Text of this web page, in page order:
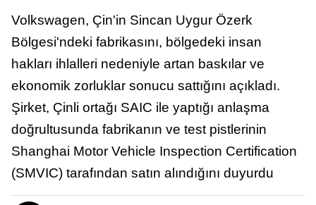
Volkswagen, Çin'in Sincan Uygur Özerk
Bölgesi'ndeki fabrikasını, bölgedeki insan
hakları ihlalleri nedeniyle artan baskılar ve
ekonomik zorluklar sonucu sattığını açıkladı.
Şirket, Çinli ortağı SAIC ile yaptığı anlaşma
doğrultusunda fabrikanın ve test pistlerinin
Shanghai Motor Vehicle Inspection Certification
(SMVIC) tarafından satın alındığını duyurdu